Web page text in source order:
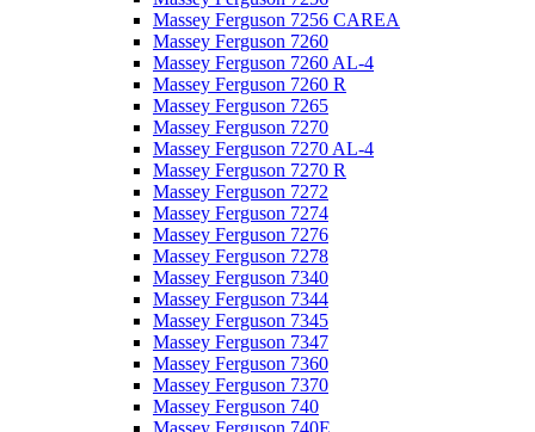
Massey Ferguson 7256 CAREA
Massey Ferguson 7260
Massey Ferguson 7260 AL-4
Massey Ferguson 7260 R
Massey Ferguson 7265
Massey Ferguson 7270
Massey Ferguson 7270 AL-4
Massey Ferguson 7270 R
Massey Ferguson 7272
Massey Ferguson 7274
Massey Ferguson 7276
Massey Ferguson 7278
Massey Ferguson 7340
Massey Ferguson 7344
Massey Ferguson 7345
Massey Ferguson 7347
Massey Ferguson 7360
Massey Ferguson 7370
Massey Ferguson 740
Massey Ferguson 740E